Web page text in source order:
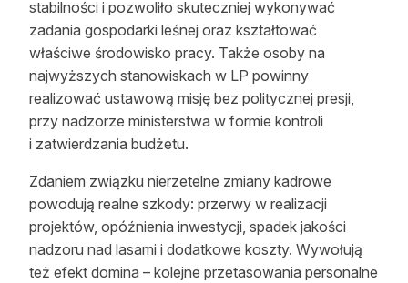
stabilności i pozwoliło skuteczniej wykonywać
zadania gospodarki leśnej oraz kształtować
właściwe środowisko pracy. Także osoby na
najwyższych stanowiskach w LP powinny
realizować ustawową misję bez politycznej presji,
przy nadzorze ministerstwa w formie kontroli
i zatwierdzania budżetu.
Zdaniem związku nierzetelne zmiany kadrowe
powodują realne szkody: przerwy w realizacji
projektów, opóźnienia inwestycji, spadek jakości
nadzoru nad lasami i dodatkowe koszty. Wywołują
też efekt domina – kolejne przetasowania personalne